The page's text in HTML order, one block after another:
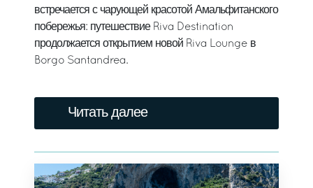
встречается с чарующей красотой Амальфитанского
побережья: путешествие Riva Destination
продолжается открытием новой Riva Lounge в
Borgo Santandrea.
Читать далее